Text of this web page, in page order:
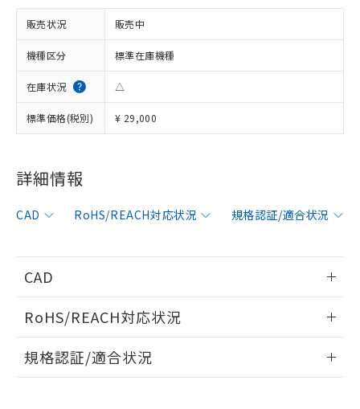
販売状況 販売中
機種区分 標準在庫機種
在庫状況 △
標準価格(税別) ¥ 29,000
詳細情報
CAD RoHS/REACH対応状況 規格認証/適合状況
CAD
ログイン/会員登録いただくと、CADデータをダウンロー
ドすることができます。
RoHS/REACH対応状況
EU RoHS 注意事項・凡例
規格認証/適合状況
※1 対応状況